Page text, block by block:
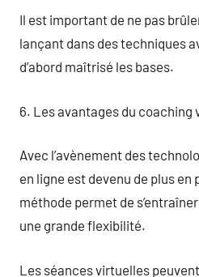
Il est important de ne pas
lançant dans des techniques
d’abord maîtrisé les bases.
6. Les avantages du coaching
Avec l’avènement des
en ligne est devenu de plus en
méthode permet de
une grande flexibilité.
Les séances virtuelles